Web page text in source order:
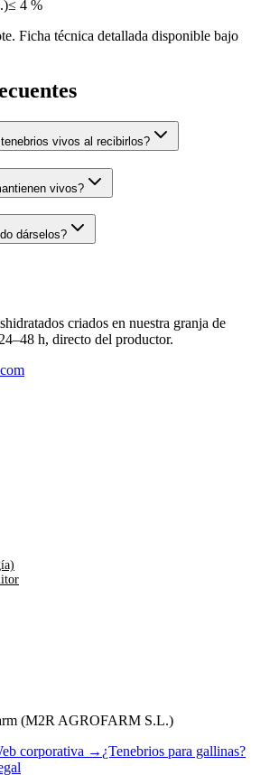
≤ 4 %
Ficha técnica detallada disponible bajo
vivos al recibirlos?
vivos?
dárselos?
criados en nuestra granja de
h, directo del productor.
(M2R AGROFARM S.L.)
corporativa → ¿Tenebrios para gallinas?